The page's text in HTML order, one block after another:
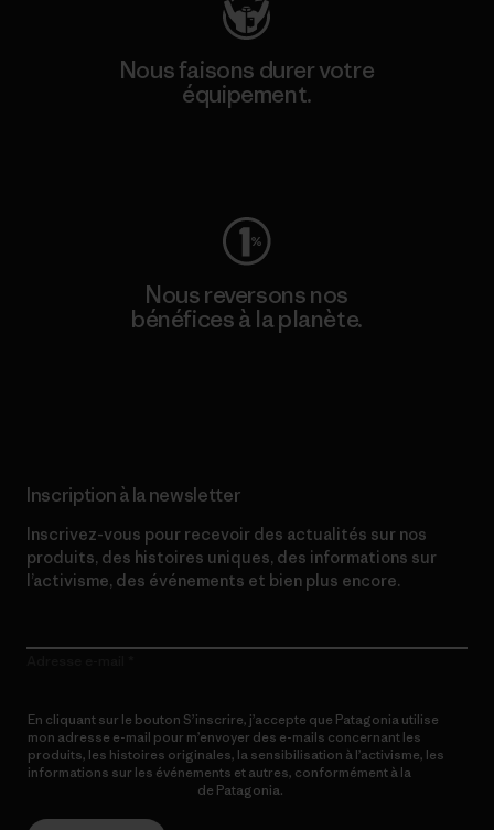
Nous faisons durer votre
équipement.
Nous reversons nos
bénéfices à la planète.
Inscription à la newsletter
Inscrivez-vous pour recevoir des actualités sur nos
produits, des histoires uniques, des informations sur
l’activisme, des événements et bien plus encore.
En cliquant sur le bouton S’inscrire, j’accepte que Patagonia utilise
mon adresse e-mail pour m’envoyer des e-mails concernant les
produits, les histoires originales, la sensibilisation à l’activisme, les
informations sur les événements et autres, conformément à la
de Patagonia.